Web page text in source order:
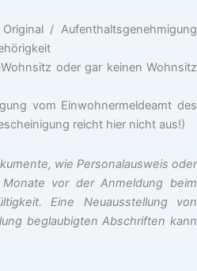
/ Aufenthaltsgenehmigung
oder gar keinen Wohnsitz
vom Einwohnermeldeamt des
reicht hier nicht aus!)
wie Personalausweis oder
vor der Anmeldung beim
Eine Neuausstellung von
beglaubigten Abschriften kann